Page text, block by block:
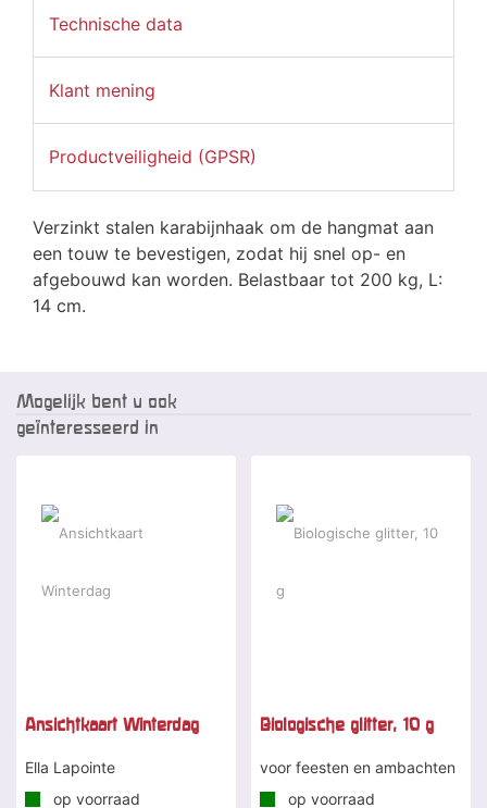
Technische data
Klant mening
Productveiligheid (GPSR)
Verzinkt stalen karabijnhaak om de hangmat aan
een touw te bevestigen, zodat hij snel op- en
afgebouwd kan worden. Belastbaar tot 200 kg, L:
14 cm.
Mogelijk bent u ook
geïnteresseerd in
Ansichtkaart Winterdag
Ella Lapointe
op voorraad
Biologische glitter, 10 g
voor feesten en ambachten
op voorraad